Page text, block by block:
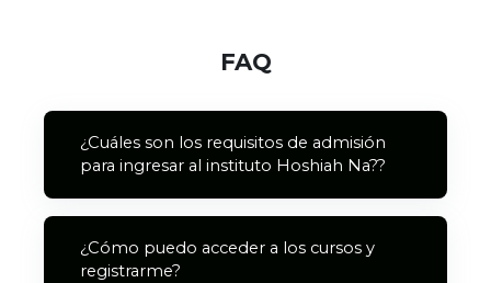
FAQ
¿Cuáles son los requisitos de admisión
para ingresar al instituto Hoshiah Na??
¿Cómo puedo acceder a los cursos y
registrarme?